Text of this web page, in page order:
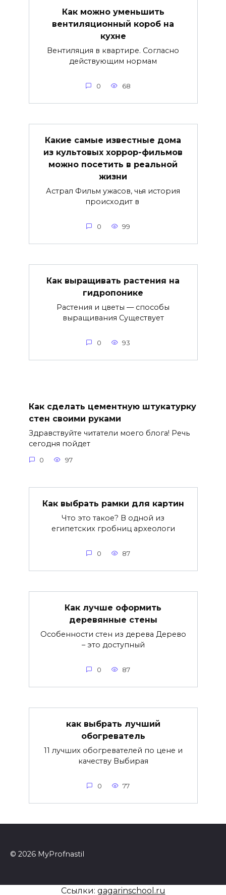
Как можно уменьшить
вентиляционный короб на
кухне
Вентиляция в квартире. Согласно
действующим нормам
0 68
Какие самые известные дома
из культовых хоррор-фильмов
можно посетить в реальной
жизни
Астрал Фильм ужасов, чья история
происходит в
0 99
Как выращивать растения на
гидропонике
Растения и цветы — способы
выращивания Существует
0 93
Как сделать цементную штукатурку
стен своими руками
Здравствуйте читатели моего блога! Речь
сегодня пойдет
0 97
Как выбрать рамки для картин
Что это такое? В одной из
египетских гробниц археологи
0 87
Как лучше оформить
деревянные стены
Особенности стен из дерева Дерево
– это доступный
0 87
как выбрать лучший
обогреватель
11 лучших обогревателей по цене и
качеству Выбирая
0 77
© 2026 MyProfnastil
Ссылки: gagarinschool.ru